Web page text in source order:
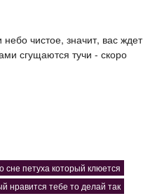
чистое, значит, вас ждет
сгущаются тучи - скоро
сне петуха который клюется
нравится тебе то делай так